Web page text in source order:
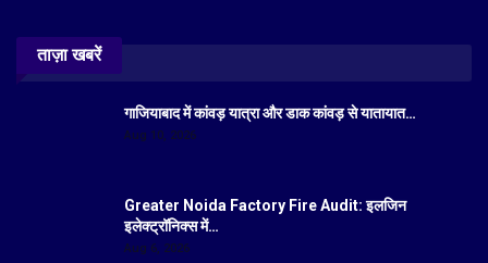
ताज़ा खबरें
गाजियाबाद में कांवड़ यात्रा और डाक कांवड़ से यातायात…
Aug 10, 2026
Greater Noida Factory Fire Audit: इलजिन
इलेक्ट्रॉनिक्स में…
Aug 6, 2026